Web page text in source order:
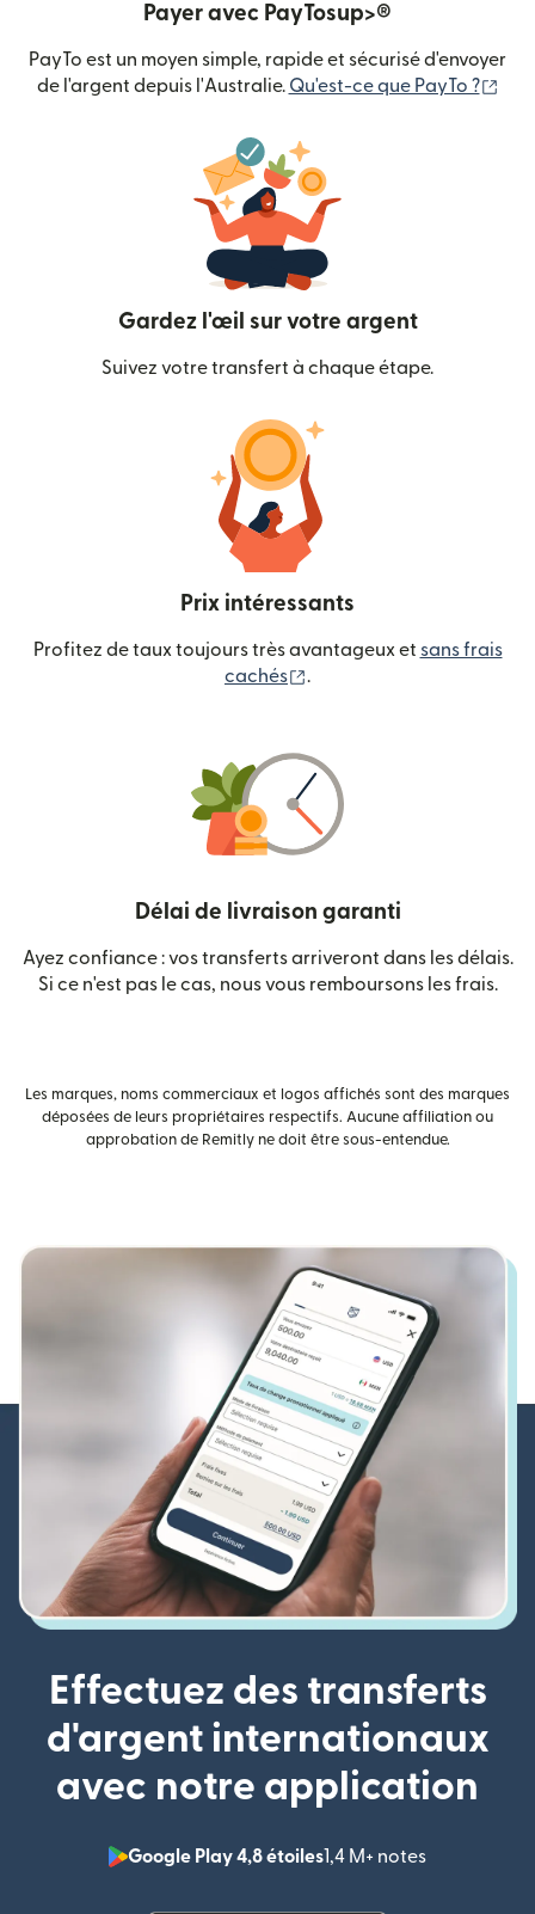
Payer avec PayTosup>®
PayTo est un moyen simple, rapide et sécurisé d'envoyer
de l'argent depuis l'Australie. Qu'est-ce que PayTo ?
Gardez l'œil sur votre argent
Suivez votre transfert à chaque étape.
Prix intéressants
Profitez de taux toujours très avantageux et sans frais
cachés
.
Délai de livraison garanti
Ayez confiance : vos transferts arriveront dans les délais.
Si ce n'est pas le cas, nous vous remboursons les frais.
Les marques, noms commerciaux et logos affichés sont des marques
déposées de leurs propriétaires respectifs. Aucune affiliation ou
approbation de Remitly ne doit être sous-entendue.
Effectuez des transferts
d'argent internationaux
avec notre application
Google Play 4,8 étoiles1,4 M+ notes